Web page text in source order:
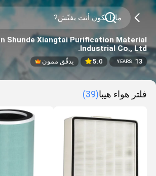
Shunde Xiangtai Purification Material
Industrial Co., Ltd.
13
YEARS
5.0 يدقّق ممون
فلتر هواء هيبا(39)